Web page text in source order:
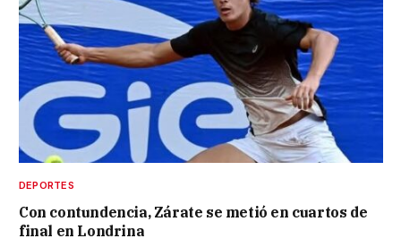
DEPORTES
Con contundencia, Zárate se metió en cuartos de
final en Londrina